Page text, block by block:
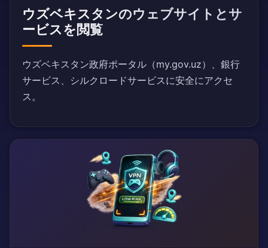
ウズベキスタンのウェブサイトとサ
ービスを閲覧
ウズベキスタン政府ポータル（my.gov.uz）、銀行
サービス、シルクロードサービスに安全にアクセ
ス。